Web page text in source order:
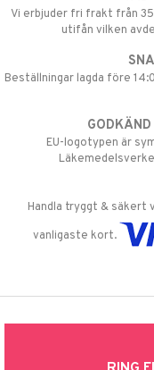
Vi erbjuder fri frakt från
utifån vilken
Beställningar lagda före
EU-logotypen är
Handla tryggt & säkert
vanligaste kort.